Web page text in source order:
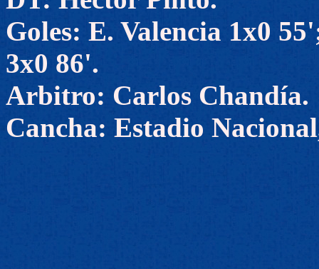
Goles: E. Valencia 1x0
3x0 86'.
Arbitro: Carlos Chandía.
Cancha: Estadio